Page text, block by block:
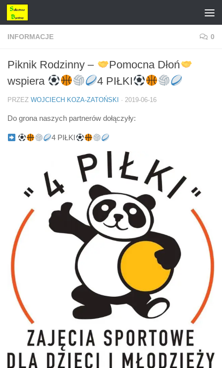
Przejdź do treści
INFORMACJE 0
Piknik Rodzinny –
Pomocna Dłoń
wspiera
4 PIŁKI
PRZEZ WOJCIECH KOZA-ZATOŃSKI · 2019-06-16
Do grona naszych partnerów dołączyły:
4 PIŁKI